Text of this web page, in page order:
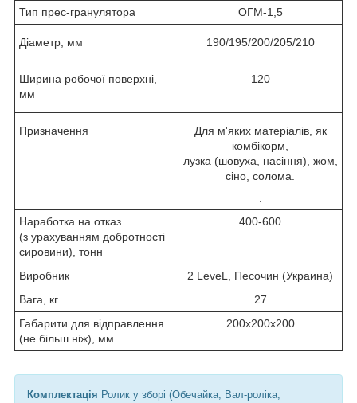
Тип прес-гранулятора
ОГМ-1,5
Діаметр, мм 190/195/200/205/210
Ширина робочої поверхні,
мм
120
Призначення
Для м'яких матеріалів, як
комбікорм,
лузка (шовуха, насіння), жом,
сіно, солома.
.
Наработка на отказ
(з урахуванням добротності
сировини), тонн
400-600
Виробник
2 LeveL, Песочин (Украина)
Вага, кг
27
Габарити для відправлення
(не більш ніж), мм
200х200х200
Комплектація Ролик у зборі (Обечайка, Вал-роліка,